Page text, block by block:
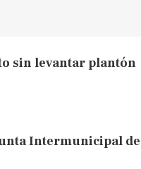
sin levantar plantón
Intermunicipal de